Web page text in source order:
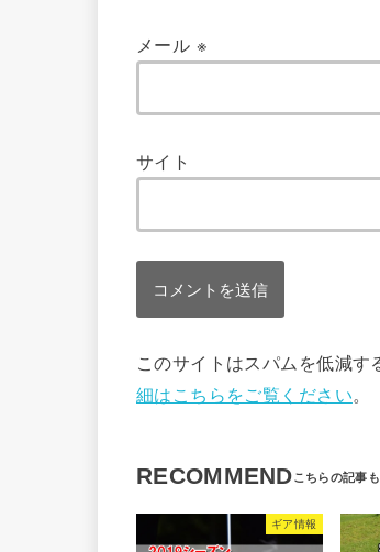
メール ※
サイト
このサイトはスパムを低減す
細はこちらをご覧ください。
RECOMMEND
ギア情報